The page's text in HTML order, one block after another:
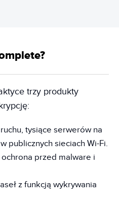
trzy produkty
tysiące serwerów na
publicznych sieciach Wi-Fi.
przed malware i
z funkcją wykrywania